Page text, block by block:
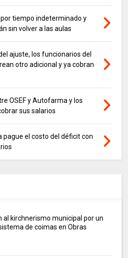
tiempo indeterminado y
sin volver a las aulas
ajuste, los funcionarios del
otro adicional y ya cobran
OSEF y Autofarma y los
sus salarios
pague el costo del déficit con
al kirchnerismo municipal por un
de coimas en Obras